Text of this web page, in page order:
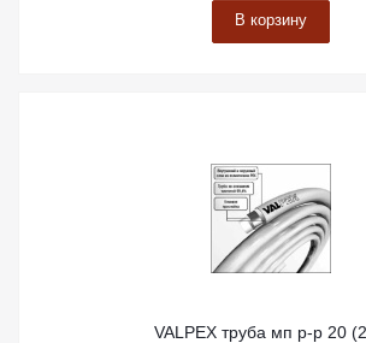
В корзину
VALPEX труба мп р-р 20